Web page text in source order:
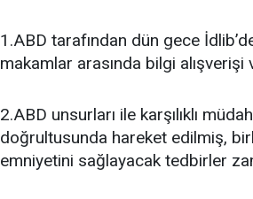
1.ABD tarafından dün gece
makamlar arasında bilgi
2.ABD unsurları ile karşılıklı
doğrultusunda hareket edilmiş,
emniyetini sağlayacak tedbirler